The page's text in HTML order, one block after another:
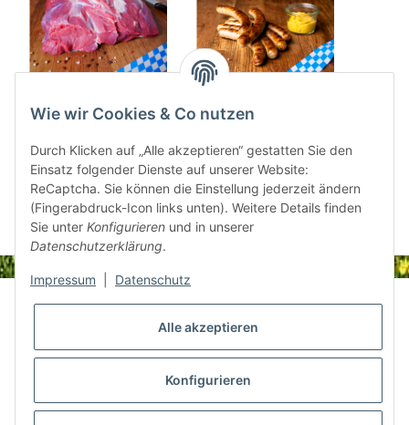
Rinderwade ohne
10,06 €*
Bratwurst grob 10
10,47 €*
Informationen
Gesetzliche Informationen
Shop Informationen
Wie wir Cookies & Co nutzen
Durch Klicken auf „Alle akzeptieren“ gestatten Sie den
Einsatz folgender Dienste auf unserer Website:
ReCaptcha. Sie können die Einstellung jederzeit ändern
(Fingerabdruck-Icon links unten). Weitere Details finden
Sie unter Konfigurieren und in unserer
Datenschutzerklärung.
Impressum Datenschutz
Alle akzeptieren
Konfigurieren